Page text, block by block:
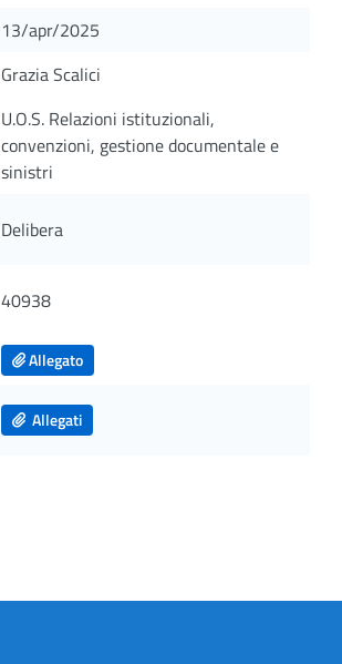
13/apr/2025
Grazia Scalici
U.O.S. Relazioni istituzionali,
convenzioni, gestione documentale e
sinistri
Delibera
40938
Allegato
Allegati